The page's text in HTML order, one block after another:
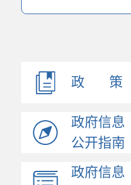
政 策
政府信息
公开指南
政府信息
人事信息
政府工作报告
统计信息
政府采购